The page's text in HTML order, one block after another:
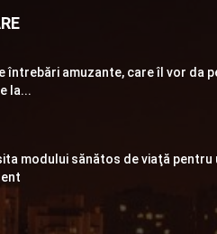
întrebări amuzante, care îl vor da
la...
modului sănătos de viaţă pentru